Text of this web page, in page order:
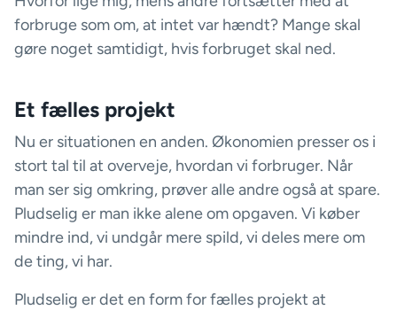
forbruge som om, at intet var hændt? Mange skal
gøre noget samtidigt, hvis forbruget skal ned.
Et fælles projekt
Nu er situationen en anden. Økonomien presser os i
stort tal til at overveje, hvordan vi forbruger. Når
man ser sig omkring, prøver alle andre også at spare.
Pludselig er man ikke alene om opgaven. Vi køber
mindre ind, vi undgår mere spild, vi deles mere om
de ting, vi har.
Pludselig er det en form for fælles projekt at